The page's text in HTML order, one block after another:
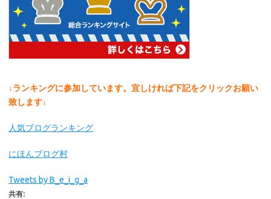
↓ランキングに参加しています。宜しければ下記をクリックお願い
致します↓
人気ブログランキング
にほんブログ村
Tweets by B_e_i_g_a
共有: